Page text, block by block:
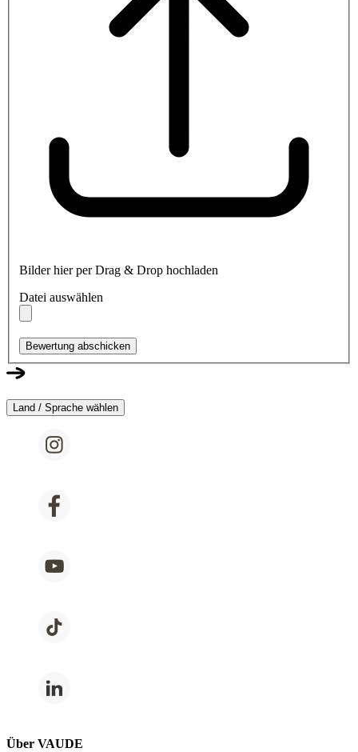
Bilder hier per Drag & Drop hochladen
Datei auswählen
Bewertung abschicken
Land / Sprache wählen
Über VAUDE